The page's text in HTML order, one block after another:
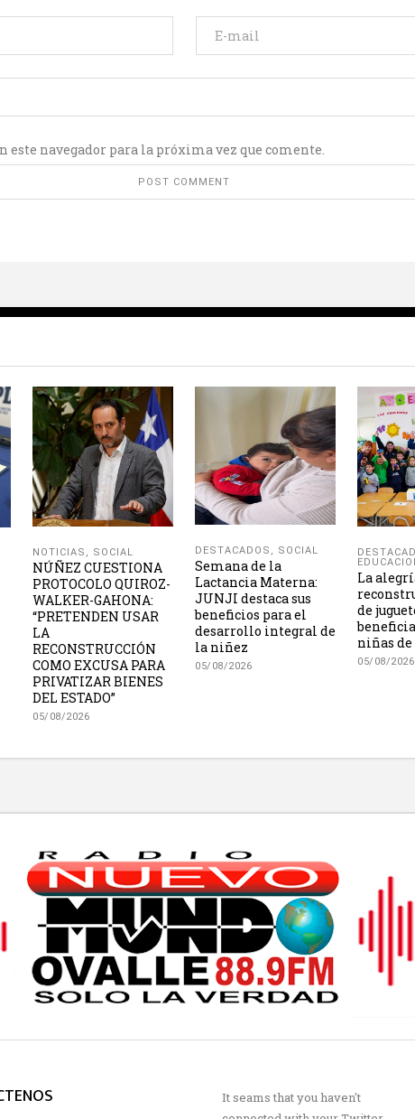
este navegador para la próxima vez que comente.
NOTICIAS , SOCIAL
NÚÑEZ CUESTIONA
PROTOCOLO QUIROZ-
WALKER-GAHONA:
“PRETENDEN USAR
LA
RECONSTRUCCIÓN
COMO EXCUSA PARA
PRIVATIZAR BIENES
DEL ESTADO”
05/08/2026
DESTACADOS , SOCIAL
Semana de la
Lactancia Materna:
JUNJI destaca sus
beneficios para el
desarrollo integral de
la niñez
05/08/2026
La
de
niñas
05/08/2026
It seams that you haven't